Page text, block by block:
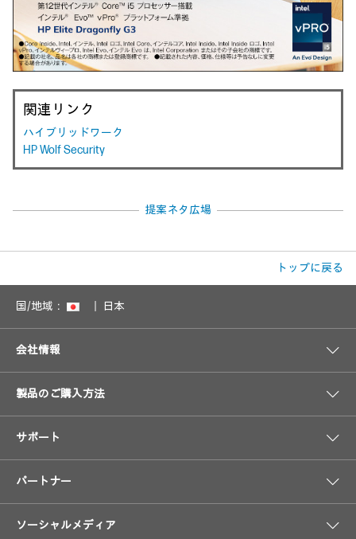
関連リンク
ハイブリッドワーク
HP Wolf Security
提案ネタ広場
トップに戻る
国/地域： 日本
会社情報
製品のご購入方法
サポート
パートナー
ソーシャルメディア